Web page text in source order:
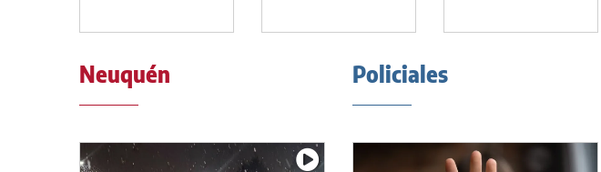
Neuquén Policiales